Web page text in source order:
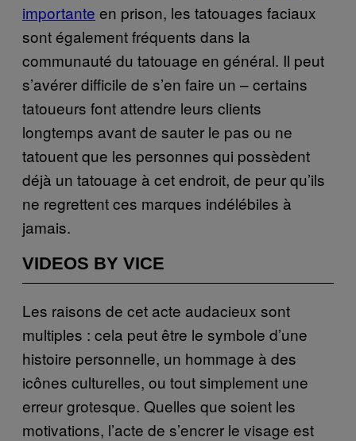
importante en prison, les tatouages faciaux
sont également fréquents dans la
communauté du tatouage en général. Il peut
s’avérer difficile de s’en faire un – certains
tatoueurs font attendre leurs clients
longtemps avant de sauter le pas ou ne
tatouent que les personnes qui possèdent
déjà un tatouage à cet endroit, de peur qu’ils
ne regrettent ces marques indélébiles à
jamais.
VIDEOS BY VICE
Les raisons de cet acte audacieux sont
multiples : cela peut être le symbole d’une
histoire personnelle, un hommage à des
icônes culturelles, ou tout simplement une
erreur grotesque. Quelles que soient les
motivations, l’acte de s’encrer le visage est